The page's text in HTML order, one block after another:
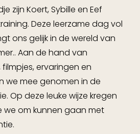
zijn Koert, Sybille en Eef
Deze leerzame dag vol
ons gelijk in de wereld van
Aan de hand van
filmpjes, ervaringen en
we mee genomen in de
Op deze leuke wijze kregen
om kunnen gaan met